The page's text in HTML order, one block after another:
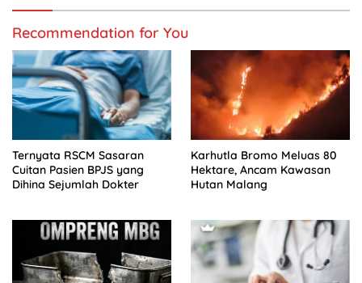
Recommendation for You
Ternyata RSCM Sasaran
Cuitan Pasien BPJS yang
Dihina Sejumlah Dokter
Karhutla Bromo Meluas 80
Hektare, Ancam Kawasan
Hutan Malang